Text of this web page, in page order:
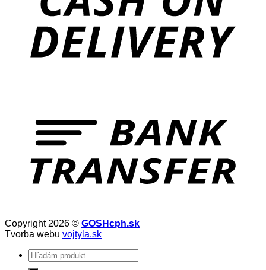
Copyright 2026 © GOSHcph.sk
Tvorba webu vojtyla.sk
Hľadať: